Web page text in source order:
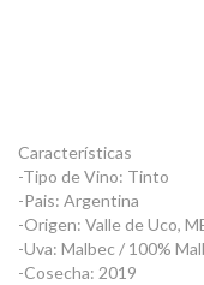
Características
-Tipo de Vino: Tinto
-Pais: Argentina
-Origen: Valle de Uco,
-Uva: Malbec / 100%
-Cosecha: 2019